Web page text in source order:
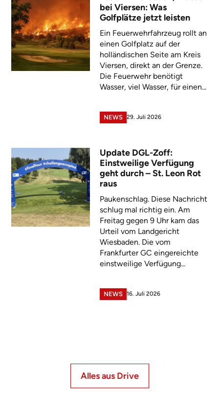
bei Viersen: Was
Golfplätze jetzt leisten
Ein Feuerwehrfahrzeug rollt an
einen Golfplatz auf der
holländischen Seite am Kreis
Viersen, direkt an der Grenze.
Die Feuerwehr benötigt
Wasser, viel Wasser, für einen...
NEWS 29. Juli 2026
Update DGL-Zoff:
Einstweilige Verfügung
geht durch – St. Leon Rot
raus
Paukenschlag. Diese Nachricht
schlug mal richtig ein. Am
Freitag gegen 9 Uhr kam das
Urteil vom Landgericht
Wiesbaden. Die vom
Frankfurter GC eingereichte
einstweilige Verfügung...
NEWS 16. Juli 2026
Alles aus Drive